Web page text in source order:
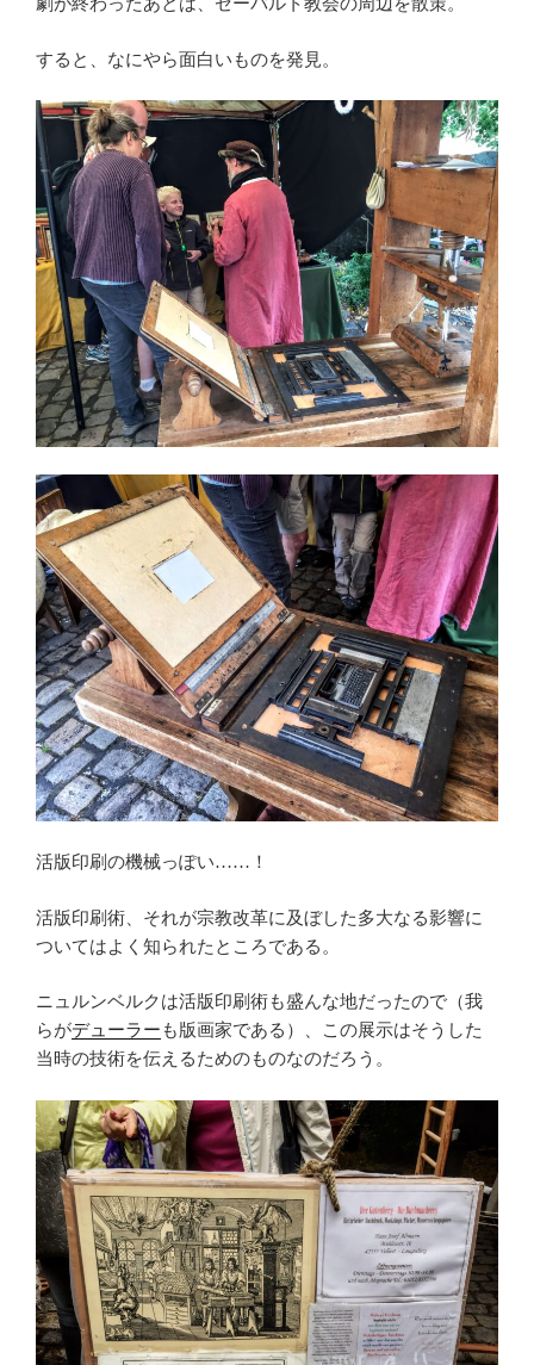
すると、なにやら面白いものを発見。
活版印刷の機械っぽい……！
活版印刷術、それが宗教改革に及ぼした多大なる影響に
ついてはよく知られたところである。
ニュルンベルクは活版印刷術も盛んな地だったので（我
らがデューラー も版画家である）、この展示はそうした
当時の技術を伝えるためのものなのだろう。